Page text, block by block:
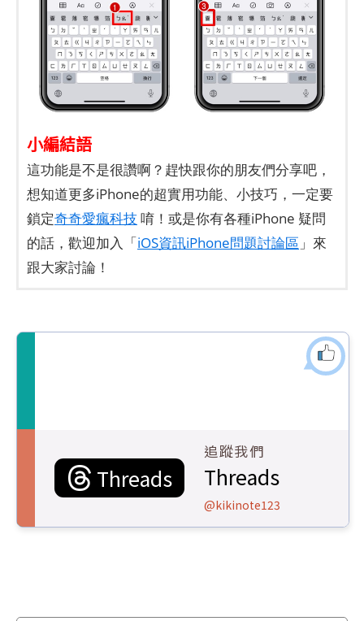
小編結語
這功能是不是很讚啊？趕快跟你的朋友們分享吧，
想知道更多iPhone的超實用功能、小技巧，一定要
鎖定奇奇愛瘋科技唷！或是你有各種iPhone 疑問
的話，歡迎加入「iOS資訊iPhone問題討論區 」來
跟大家討論！
Threads
追蹤我們
Threads
@kikinote123